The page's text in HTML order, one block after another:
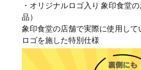
・オリジナルロゴ入り 象印食堂
品）
象印食堂の店舗で実際に使用して
ロゴを施した特別仕様